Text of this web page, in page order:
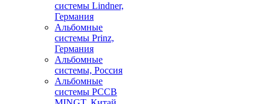
системы Lindner,
Германия
Альбомные
системы Prinz,
Германия
Альбомные
системы, Россия
Альбомные
системы PCCB